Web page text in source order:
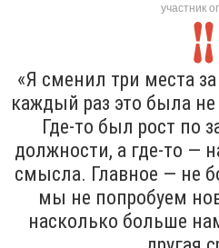
участник
«Я сменил три места
каждый раз это была
Где-то был рост по
должности, а где-то —
смысла. Главное — не
мы не попробуем
насколько больше